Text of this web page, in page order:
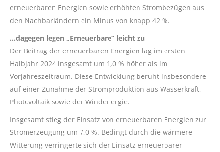
erneuerbaren Energien sowie erhöhten Strombezügen aus
den Nachbarländern ein Minus von knapp 42 %.
…dagegen legen „Erneuerbare“ leicht zu
Der Beitrag der erneuerbaren Energien lag im ersten
Halbjahr 2024 insgesamt um 1,0 % höher als im
Vorjahreszeitraum. Diese Entwicklung beruht insbesondere
auf einer Zunahme der Stromproduktion aus Wasserkraft,
Photovoltaik sowie der Windenergie.
Insgesamt stieg der Einsatz von erneuerbaren Energien zur
Stromerzeugung um 7,0 %. Bedingt durch die wärmere
Witterung verringerte sich der Einsatz erneuerbarer